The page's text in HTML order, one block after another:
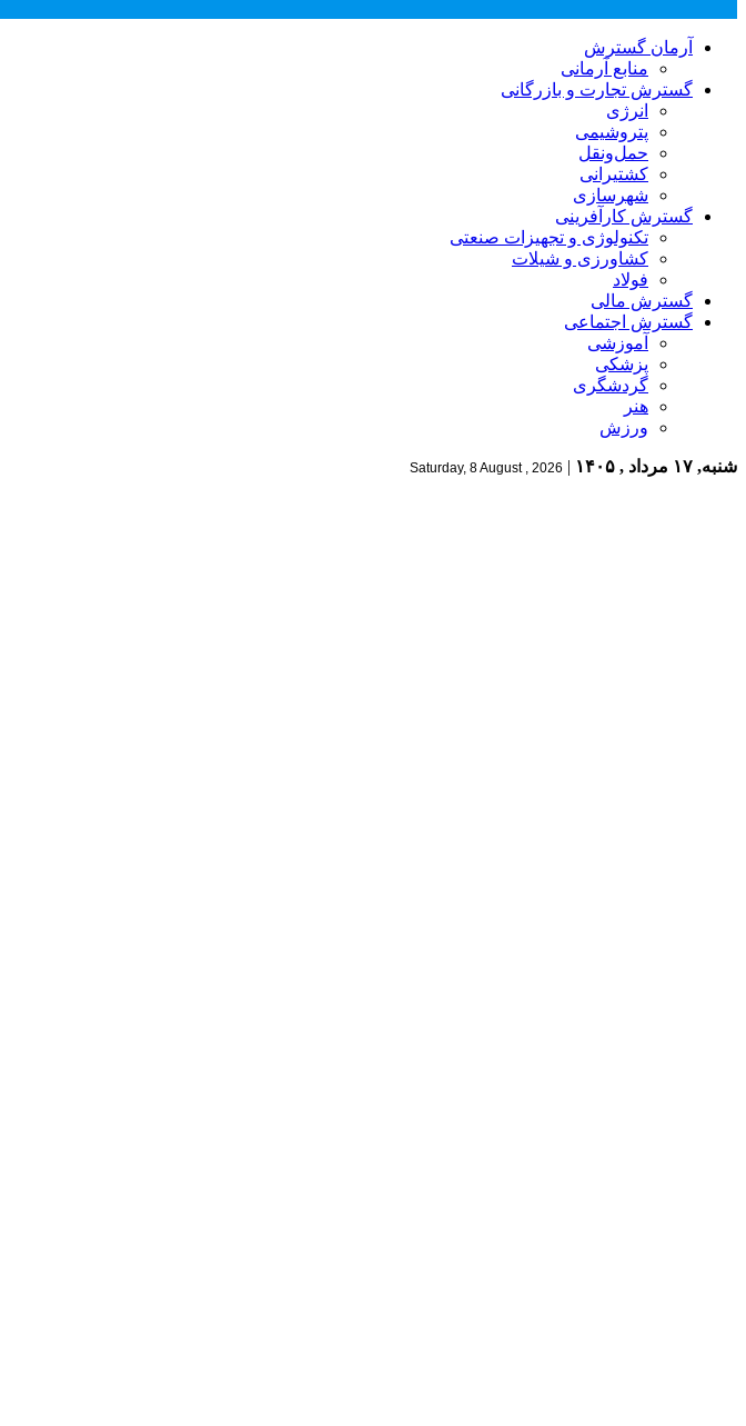
آرمان گسترش
منابع آرمانی
گسترش تجارت و بازرگانی
انرژی
پتروشیمی
حمل‌و‌نقل
کشتیرانی
شهرسازی
گسترش کارآفرینی
تکنولوژی و تجهیزات صنعتی
کشاورزی و شیلات
فولاد
گسترش مالی
گسترش اجتماعی
آموزشی
پزشکی
گردشگری
هنر
ورزش
شنبه, ۱۷ مرداد , ۱۴۰۵ |
Saturday, 8 August , 2026